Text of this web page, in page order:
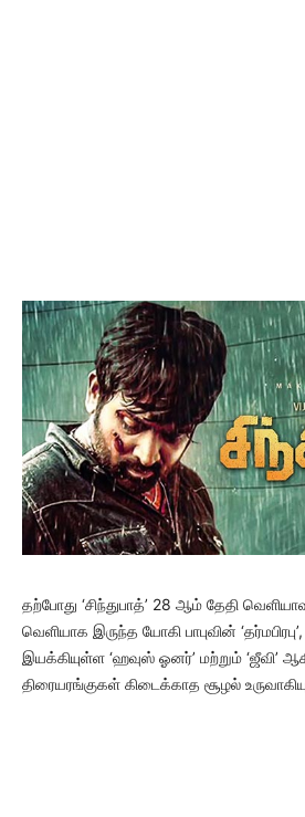
தற்போது ‘சிந்துபாத்’ 28 ஆம் தேதி
வெளியாக இருந்த யோகி பாபுவின்
இயக்கியுள்ள ‘ஹவுஸ் ஓனர்’ மற்றும் ‘ஜீவி’
திரையரங்குகள் கிடைக்காத சூழல்